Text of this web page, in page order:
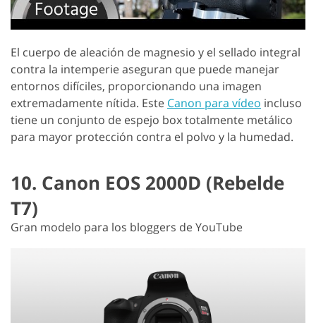
El cuerpo de aleación de magnesio y el sellado integral
contra la intemperie aseguran que puede manejar
entornos difíciles, proporcionando una imagen
extremadamente nítida. Este Canon para vídeo incluso
tiene un conjunto de espejo box totalmente metálico
para mayor protección contra el polvo y la humedad.
10. Canon EOS 2000D (Rebelde
T7)
Gran modelo para los bloggers de YouTube